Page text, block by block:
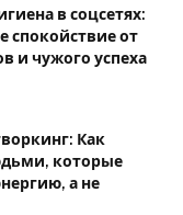
в соцсетях:
спокойствие от
и чужого успеха
Как
которые
а не